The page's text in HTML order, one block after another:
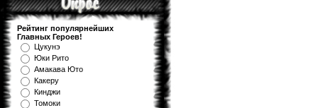
Рейтинг популярнейших
Главных Героев!
Цукунэ
Юки Рито
Амакава Юто
Какеру
Кинджи
Томоки